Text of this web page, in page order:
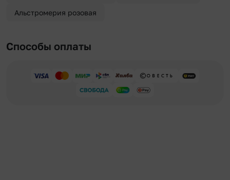
Альстромерия розовая
Способы оплаты